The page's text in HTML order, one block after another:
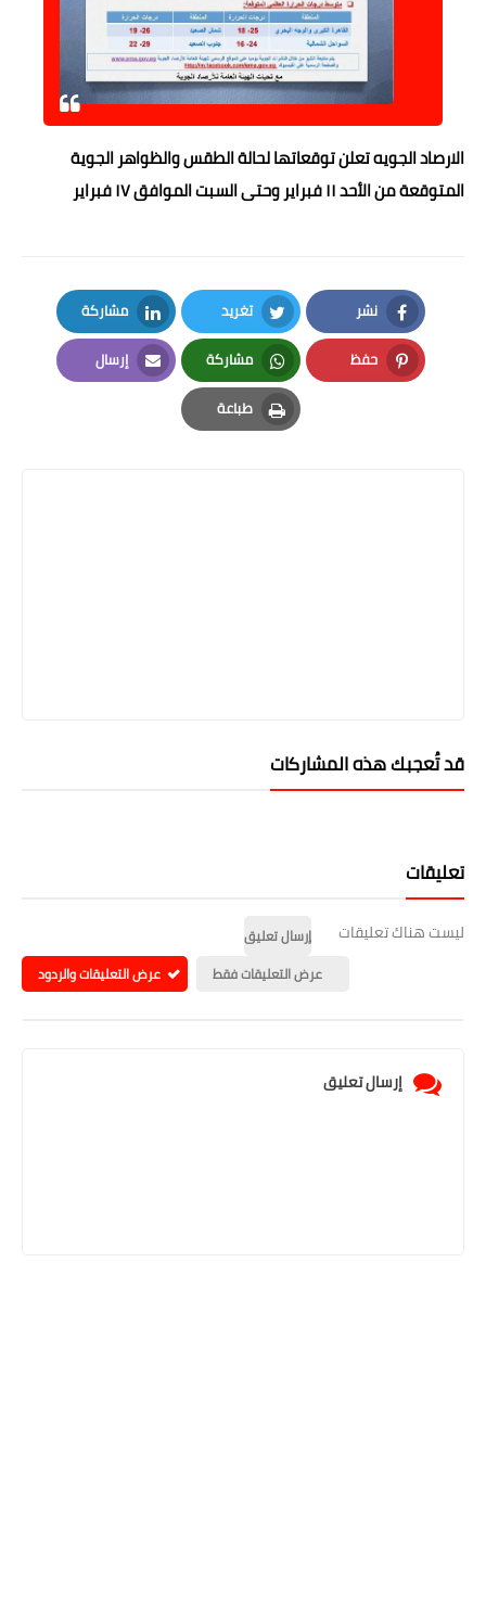
الارصاد الجويه تعلن توقعاتها لحالة الطقس والظواهر الجوية
المتوقعة من الأحد ١١ فبراير وحتى السبت الموافق ١٧ فبراير
نشر
Facebook
تغريد
Twitter
مشاركة
LinkedIn
حفظ
Pinterest
مشاركة
Whatsapp
إرسال
Email
طباعة
Print
قد تُعجبك هذه المشاركات
تعليقات
ليست هناك تعليقات
إرسال تعليق
عرض التعليقات فقط
عرض التعليقات والردود
إرسال تعليق